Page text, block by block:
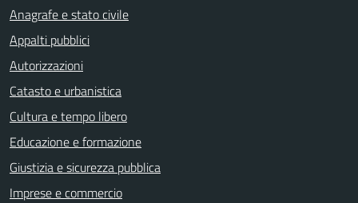
Anagrafe e stato civile
Appalti pubblici
Autorizzazioni
Catasto e urbanistica
Cultura e tempo libero
Educazione e formazione
Giustizia e sicurezza pubblica
Imprese e commercio